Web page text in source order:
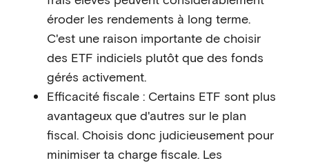
éroder les rendements à long terme.
C'est une raison importante de choisir
des ETF indiciels plutôt que des fonds
gérés activement.
Efficacité fiscale : Certains ETF sont plus
avantageux que d'autres sur le plan
fiscal. Choisis donc judicieusement pour
minimiser ta charge fiscale. Les